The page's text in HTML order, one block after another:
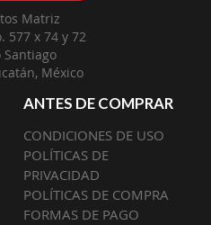
Matriz
577 x 74 y 72
Santiago
México
ANTES DE COMPRAR
CONDICIONES DE USO
POLÍTICAS DE
PRIVACIDAD
POLÍTICAS DE COMPRA
FORMAS DE PAGO